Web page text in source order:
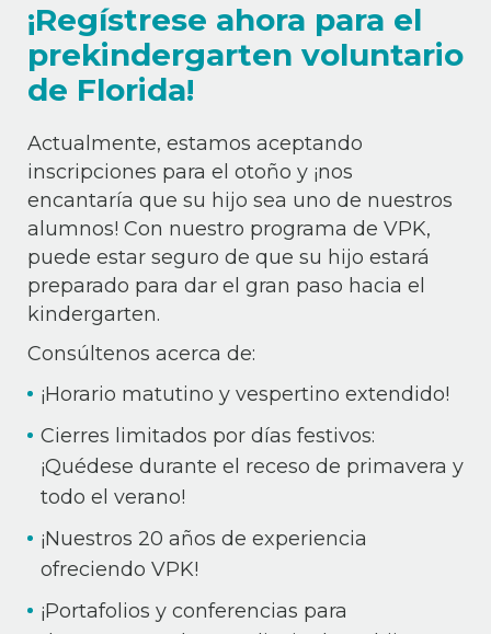
¡Regístrese ahora para el
prekindergarten voluntario
de Florida!
Actualmente, estamos aceptando
inscripciones para el otoño y ¡nos
encantaría que su hijo sea uno de nuestros
alumnos! Con nuestro programa de VPK,
puede estar seguro de que su hijo estará
preparado para dar el gran paso hacia el
kindergarten.
Consúltenos acerca de:
¡Horario matutino y vespertino extendido!
Cierres limitados por días festivos:
¡Quédese durante el receso de primavera y
todo el verano!
¡Nuestros 20 años de experiencia
ofreciendo VPK!
¡Portafolios y conferencias para